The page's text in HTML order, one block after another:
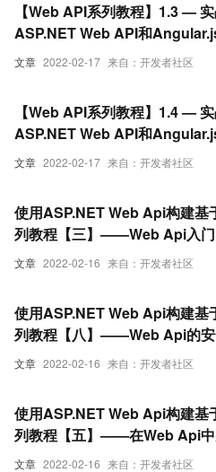
文章 2022-02-17 来自：开发者社区
【Web API系列教程】1.3 —
ASP.NET Web API和
面应用程序（上）
文章 2022-02-17 来自：开发者社区
【Web API系列教程】1.4 —
ASP.NET Web API和
面应用程序（下）
文章 2022-02-16 来自：开发者社区
使用ASP.NET Web Api构建基
列教程【三】——Web Api入门
文章 2022-02-16 来自：开发者社区
使用ASP.NET Web Api构建基
列教程【八】——Web Api的
文章 2022-02-16 来自：开发者社区
使用ASP.NET Web Api构建基
列教程【五】——在Web Api
(Put,Post,Delete)